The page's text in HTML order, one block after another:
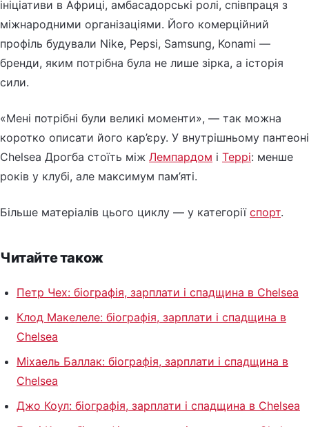
ініціативи в Африці, амбасадорські ролі, співпраця з
міжнародними організаціями. Його комерційний
профіль будували Nike, Pepsi, Samsung, Konami —
бренди, яким потрібна була не лише зірка, а історія
сили.
«Мені потрібні були великі моменти», — так можна
коротко описати його кар’єру. У внутрішньому пантеоні
Chelsea Дрогба стоїть між Лемпардом і Террі: менше
років у клубі, але максимум пам’яті.
Більше матеріалів цього циклу — у категорії спорт.
Читайте також
Петр Чех: біографія, зарплати і спадщина в Chelsea
Клод Макелеле: біографія, зарплати і спадщина в
Chelsea
Міхаель Баллак: біографія, зарплати і спадщина в
Chelsea
Джо Коул: біографія, зарплати і спадщина в Chelsea